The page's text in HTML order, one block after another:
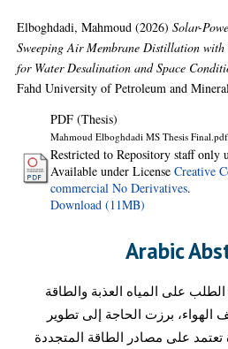
Elboghdadi, Mahmoud (2026)Solar-
Sweeping Air Membrane Distillation
for Water Desalination and Space
Fahd University of Petroleum and
PDF (Thesis)
Mahmoud Elboghdadi MS Thesis Final.pdf
Restricted to Repository staff
Available under LicenseCreative
commercial No Derivatives.
Download (11MB)
Arabic
على المياه العذبة والطاقة
الهواء، برزت الحاجة إلى تطوير
تعتمد على مصادر الطاقة المتجددة